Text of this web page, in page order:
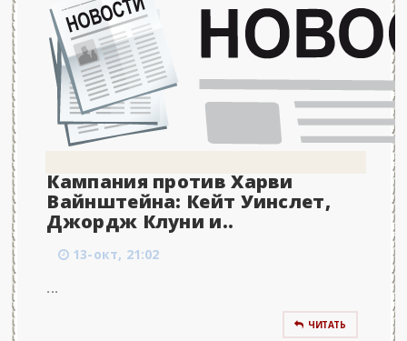
Кампания против Харви
Вайнштейна: Кейт Уинслет,
Джордж Клуни и..
13-окт, 21:02
...
ЧИТАТЬ